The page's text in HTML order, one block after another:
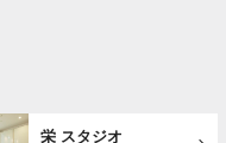
栄 スタジオ